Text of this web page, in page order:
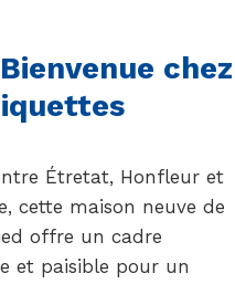
chez
Étretat, Honfleur et
cette maison neuve de
offre un cadre
et paisible pour un